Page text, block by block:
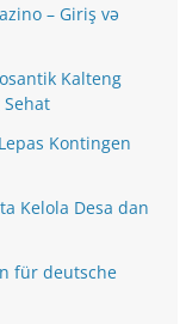
– Giriş və
Kalteng
Kontingen
Kelola Desa dan
für deutsche